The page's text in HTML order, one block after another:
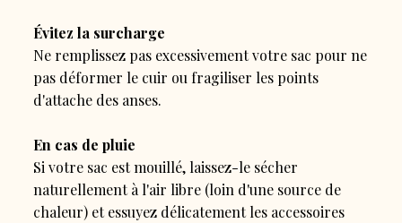
Évitez la surcharge
Ne remplissez pas excessivement votre sac pour ne
pas déformer le cuir ou fragiliser les points
d'attache des anses.
En cas de pluie
Si votre sac est mouillé, laissez-le sécher
naturellement à l'air libre (loin d'une source de
chaleur) et essuyez délicatement les accessoires